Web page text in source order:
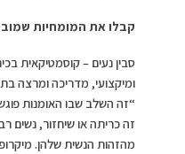
קבלו את המומחיות
סבין נעים – קוסמטיקאית
ומיקצועי, מדריכה ומרצה
“זה השלב שבו האומנות
זה כריתה או שיחזור, נשים
מהזהות הנשית שלהן.